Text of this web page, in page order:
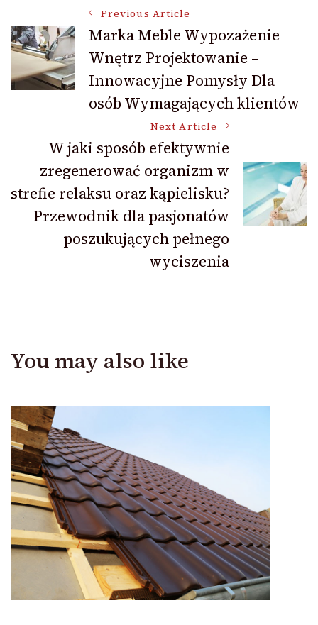
Post
Navigation
Previous Article
Marka Meble Wypozażenie
Wnętrz Projektowanie –
Innowacyjne Pomysły Dla
osób Wymagających klientów
Next Article
W jaki sposób efektywnie
zregenerować organizm w
strefie relaksu oraz kąpielisku?
Przewodnik dla pasjonatów
poszukujących pełnego
wyciszenia
You may also like